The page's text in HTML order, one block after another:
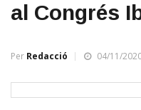
al Congrés
Per Redacció 04/11/